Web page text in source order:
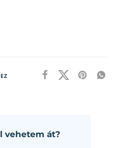
vehetem át?